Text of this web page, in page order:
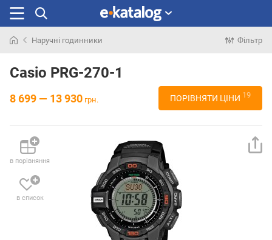
раніше
Наручні годинники Фільтр
Casio PRG-270-1
8 699 — 13 930 грн. ПОРІВНЯТИ ЦІНИ 19
в порівняння
в список